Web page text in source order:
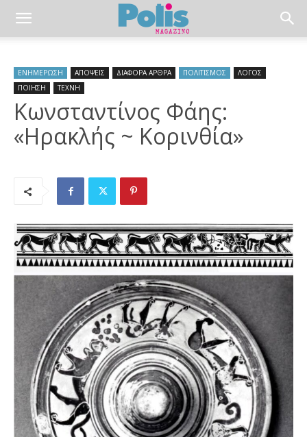
ΕΝΗΜΕΡΩΣΗ ΑΠΟΨΕΙΣ ΔΙΑΦΟΡΑ ΑΡΘΡΑ ΠΟΛΙΤΙΣΜΟΣ
ΛΟΓΟΣ
ΠΟΙΗΣΗ
ΤΕΧΝΗ
Κωνσταντίνος Φάης:
«Ηρακλής ~ Κορινθία»